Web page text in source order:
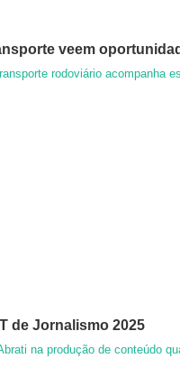
veem
rodoviário acompanha
de Jornalismo 2025
na produção de conteúdo